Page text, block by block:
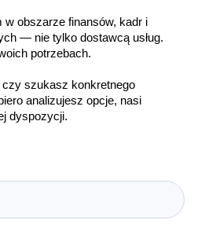
obszarze finansów, kadr i
— nie tylko dostawcą usług.
potrzebach.
czy szukasz konkretnego
analizujesz opcje, nasi
dyspozycji.